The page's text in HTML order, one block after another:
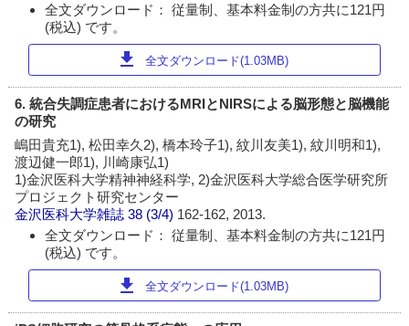
全文ダウンロード： 従量制、基本料金制の方共に121円
(税込) です。
download 全文ダウンロード(1.03MB)
6. 統合失調症患者におけるMRIとNIRSによる脳形態と脳機能
の研究
嶋田貴充1), 松田幸久2), 橋本玲子1), 紋川友美1), 紋川明和1),
渡辺健一郎1), 川崎康弘1)
1)金沢医科大学精神神経科学, 2)金沢医科大学総合医学研究所
プロジェクト研究センター
金沢医科大学雑誌 38 (3/4) 162-162, 2013.
全文ダウンロード： 従量制、基本料金制の方共に121円
(税込) です。
download 全文ダウンロード(1.03MB)